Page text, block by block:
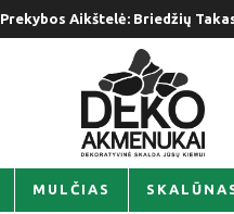
Prekybos Aikštelė: Briedžių
MULČIAS